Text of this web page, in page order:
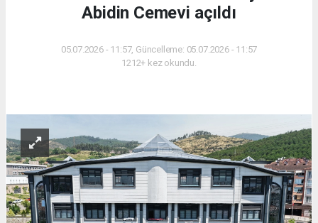
Abidin Cemevi açıldı
05.07.2026 - 11:57, Güncelleme: 05.07.2026 - 11:57
1212+ kez okundu.